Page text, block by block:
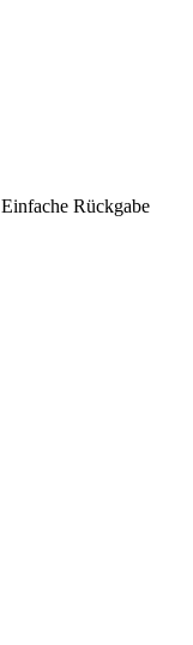
Einfache Rückgabe